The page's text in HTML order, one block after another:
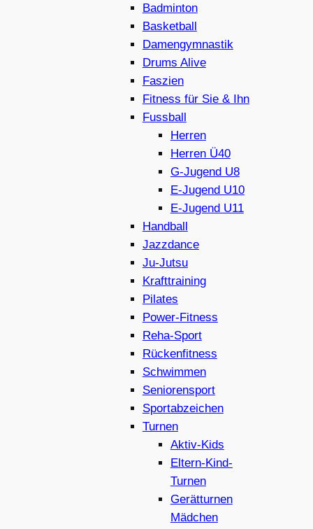
Badminton
Basketball
Damengymnastik
Drums Alive
Faszien
Fitness für Sie & Ihn
Fussball
Herren
Herren Ü40
G-Jugend U8
E-Jugend U10
E-Jugend U11
Handball
Jazzdance
Ju-Jutsu
Krafttraining
Pilates
Power-Fitness
Reha-Sport
Rückenfitness
Schwimmen
Seniorensport
Sportabzeichen
Turnen
Aktiv-Kids
Eltern-Kind-
Turnen
Gerätturnen
Mädchen